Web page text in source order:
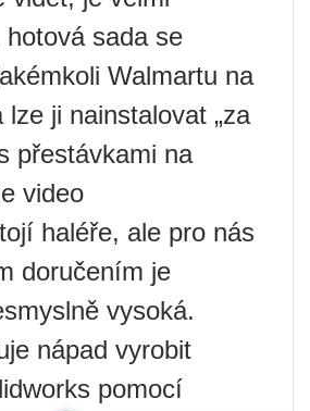
sada se
Walmartu na
lze ji nainstalovat „za
přestávkami na
video
haléře, ale pro nás
doručením je
vysoká.
nápad vyrobit
pomocí